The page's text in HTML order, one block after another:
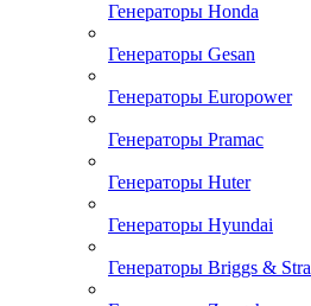
Генераторы Honda
Генераторы Gesan
Генераторы Europower
Генераторы Pramac
Генераторы Huter
Генераторы Hyundai
Генераторы Briggs &